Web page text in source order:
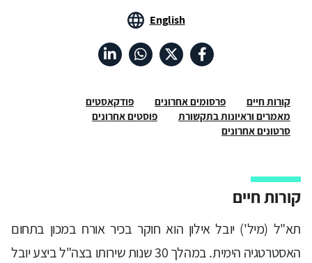
English
קורות חיים פרסומים אחרונים
פודקאסטים
מאמרים וראיונות בתקשורת
פוסטים אחרונים
סרטונים אחרונים
קורות חיים
תא"ל (מיל') יובל אילון הוא חוקר בכיר אורח במכון בתחום
האסטרטגיה הימית. במהלך 30 שנות שירותו בצה"ל ביצע יובל